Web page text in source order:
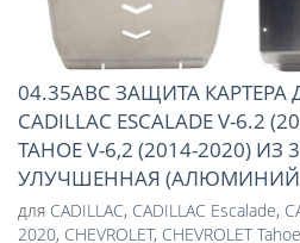
04.35ABC ЗАЩИТА КАРТЕРА
CADILLAC ESCALADE V-6.2
TAHOE V-6,2 (2014-2020) ИЗ
УЛУЧШЕННАЯ
для CADILLAC, CADILLAC Escalade,
2020, CHEVROLET, CHEVROLET Tahoe